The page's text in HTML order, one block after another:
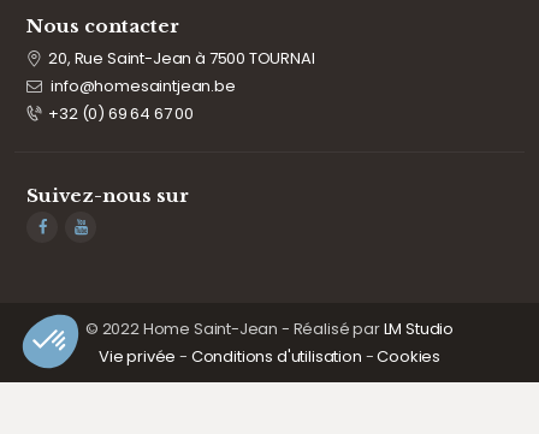
Nous contacter
20, Rue Saint-Jean à 7500 TOURNAI
info@homesaintjean.be
+32 (0) 69 64 67 00
Suivez-nous sur
© 2022 Home Saint-Jean - Réalisé parLM Studio
Vie privée - Conditions d'utilisation -Cookies